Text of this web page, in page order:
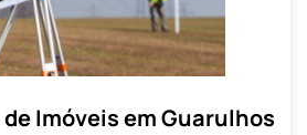
Imóveis em Guarulhos